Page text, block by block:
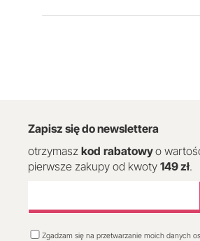
Zapisz się do newslettera
otrzymasz kod rabatowyo
pierwsze zakupy od kwoty 149 zł.
Zgadzam się na przetwarzanie moich danych